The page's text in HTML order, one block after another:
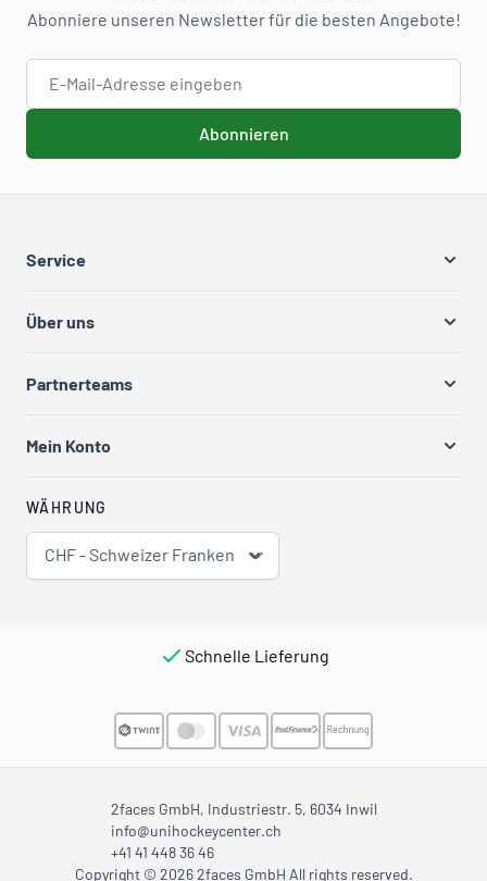
Abonniere unseren Newsletter für die besten Angebote!
E-Mail-Adresse
Abonnieren
Service
Über uns
Partnerteams
Mein Konto
WÄHRUNG
CHF - Schweizer Franken
Schnelle Lieferung
2faces GmbH, Industriestr. 5, 6034 Inwil
info@unihockeycenter.ch
+41 41 448 36 46
Copyright © 2026 2faces GmbH All rights reserved.